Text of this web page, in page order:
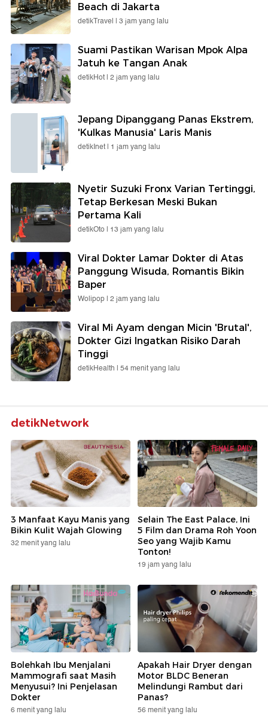
Beach di Jakarta
detikTravel | 3 jam yang lalu
Suami Pastikan Warisan Mpok Alpa
Jatuh ke Tangan Anak
detikHot | 2 jam yang lalu
Jepang Dipanggang Panas Ekstrem,
'Kulkas Manusia' Laris Manis
detikInet | 1 jam yang lalu
Nyetir Suzuki Fronx Varian Tertinggi,
Tetap Berkesan Meski Bukan
Pertama Kali
detikOto | 13 jam yang lalu
Viral Dokter Lamar Dokter di Atas
Panggung Wisuda, Romantis Bikin
Baper
Wolipop | 2 jam yang lalu
Viral Mi Ayam dengan Micin 'Brutal',
Dokter Gizi Ingatkan Risiko Darah
Tinggi
detikHealth | 54 menit yang lalu
detikNetwork
3 Manfaat Kayu Manis yang
Bikin Kulit Wajah Glowing
32 menit yang lalu
Selain The East Palace, Ini
5 Film dan Drama Roh Yoon
Seo yang Wajib Kamu
Tonton!
19 jam yang lalu
Bolehkah Ibu Menjalani
Mammografi saat Masih
Menyusui? Ini Penjelasan
Dokter
6 menit yang lalu
Apakah Hair Dryer dengan
Motor BLDC Beneran
Melindungi Rambut dari
Panas?
56 menit yang lalu